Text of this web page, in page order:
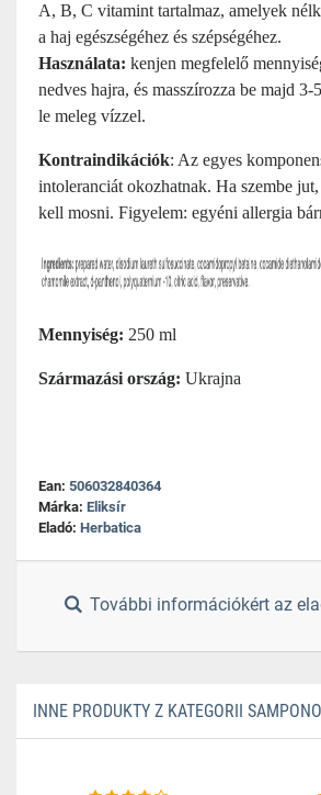
A, B, C vitamint tartalmaz, amelyek
a haj egészségéhez és szépségéhez.
Használata: kenjen megfelelő
nedves hajra, és masszírozza be majd 3-
le meleg vízzel.
Kontraindikációk: Az egyes
intoleranciát okozhatnak. Ha szembe
kell mosni. Figyelem: egyéni allergia
Mennyiség: 250 ml
Származási ország: Ukrajna
Ean: 506032840364
Márka: Eliksír
Eladó: Herbatica
További információkért az
INNE PRODUKTY Z KATEGORII